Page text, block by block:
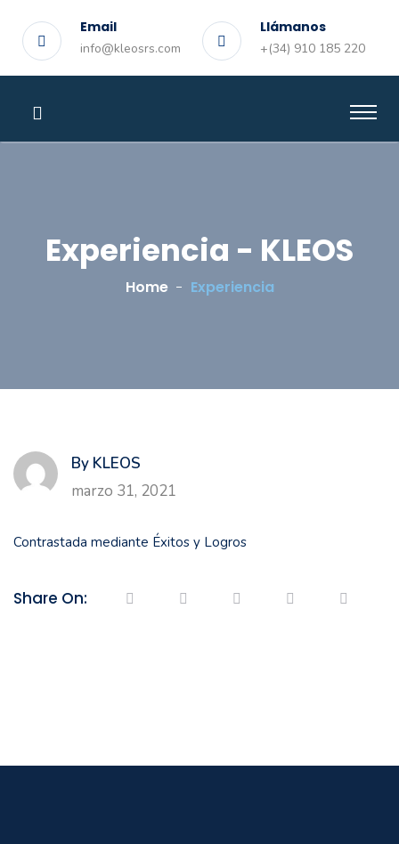
Email
info@kleosrs.com
Llámanos
+(34) 910 185 220
Experiencia - KLEOS
Home Experiencia
By KLEOS
marzo 31, 2021
Contrastada mediante Éxitos y Logros
Share On: